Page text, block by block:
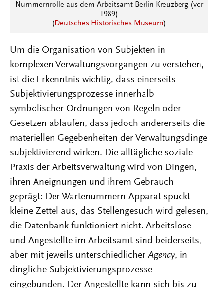
Nummernrolle aus dem Arbeitsamt Berlin-Kreuzberg (vor
1989)
( Deutsches Historisches Museum)
Um die Organisation von Subjekten in
komplexen Verwaltungsvorgängen zu verstehen,
ist die Erkenntnis wichtig, dass einerseits
Subjektivierungsprozesse innerhalb
symbolischer Ordnungen von Regeln oder
Gesetzen ablaufen, dass jedoch andererseits die
materiellen Gegebenheiten der Verwaltungsdinge
subjektivierend wirken. Die alltägliche soziale
Praxis der Arbeitsverwaltung wird von Dingen,
ihren Aneignungen und ihrem Gebrauch
geprägt: Der Wartenummern-Apparat spuckt
kleine Zettel aus, das Stellengesuch wird gelesen,
die Datenbank funktioniert nicht. Arbeitslose
und Angestellte im Arbeitsamt sind beiderseits,
aber mit jeweils unterschiedlicher Agency, in
dingliche Subjektivierungsprozesse
eingebunden. Der Angestellte kann sich bis zu